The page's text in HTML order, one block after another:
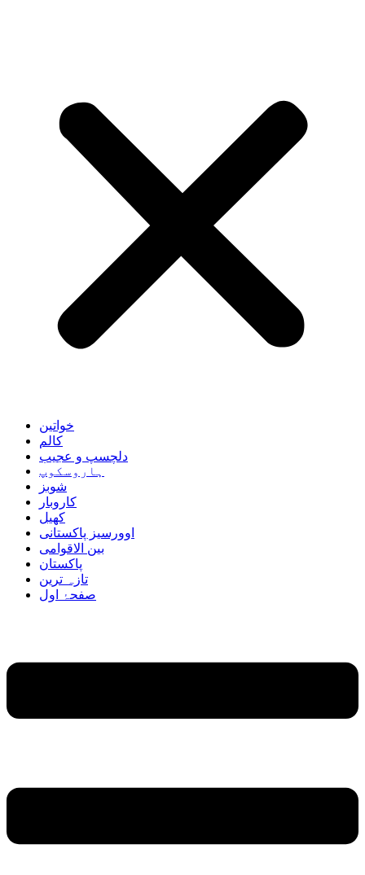
خواتین
کالم
دلچسپ و عجیب
ہاروسکوپ
شوبز
کاروبار
کھیل
اوورسیز پاکستانی
بین الاقوامی
پاکستان
تازہ ترین
صفحۂ اول